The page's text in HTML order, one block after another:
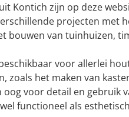
Kontich zijn op deze
projecten met
bouwen van tuinhuizen,
voor allerlei
het maken van
voor detail en gebruik
functioneel als